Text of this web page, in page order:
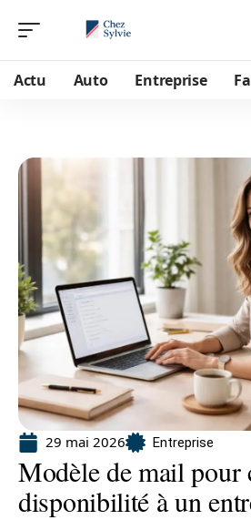
Actu Auto Entreprise
29 mai 2026 Entreprise
Modèle de mail pour
disponibilité à un